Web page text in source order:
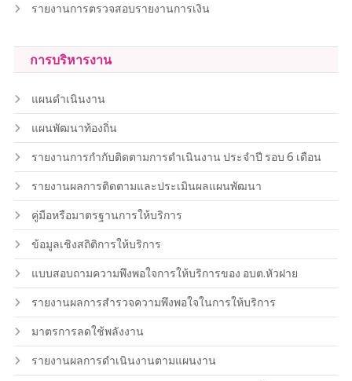
รายงานการตรวจสอบรายงานการเงิน
การบริหารงาน
แผนดำเนินงาน
แผนพัฒนาท้องถิ่น
รายงานการกำกับติดตามการดำเนินงาน ประจำปี รอบ 6 เดือน
รายงานผลการติดตามและประเมินผลแผนพัฒนา
คู่มือหรือมาตรฐานการให้บริการ
ข้อมูลเชิงสถิติการให้บริการ
แบบสอบถามความพึงพอใจการให้บริการของ อบต.หัวฝาย
รายงานผลการสำรวจความพึงพอใจในการให้บริการ
มาตรการลดใช้พลังงาน
รายงานผลการดำเนินงานตามแผนงาน